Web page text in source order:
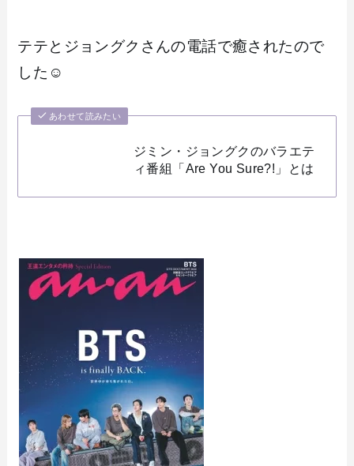
テテとジョングクさんの電話で癒されたので
した☺️
あわせて読みたい
ジミン・ジョングクのバラエテ
ィ番組「Are You Sure?!」とは